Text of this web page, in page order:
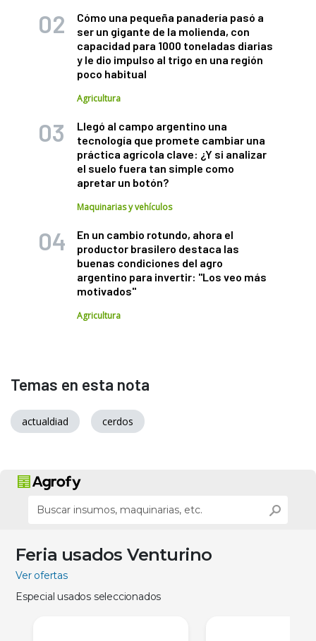
Cómo una pequeña panadería pasó a
ser un gigante de la molienda, con
capacidad para 1000 toneladas diarias
y le dio impulso al trigo en una región
poco habitual
Agricultura
Llegó al campo argentino una
tecnología que promete cambiar una
práctica agrícola clave: ¿Y si analizar
el suelo fuera tan simple como
apretar un botón?
Maquinarias y vehículos
En un cambio rotundo, ahora el
productor brasilero destaca las
buenas condiciones del agro
argentino para invertir: "Los veo más
motivados"
Agricultura
Temas en esta nota
actualdiad cerdos
Feria usados Venturino
Ver ofertas
Especial usados seleccionados